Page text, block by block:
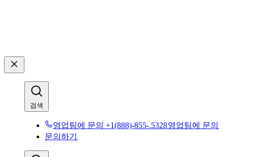
검색​​
영업팀에 문의 +1(888)-855-.5328​​영업팀에 문의​​
문의하기​​